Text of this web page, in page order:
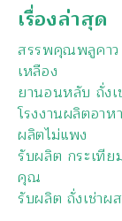
เรื่องล่าสุด
สรรพคุณพลูคาว
เหลือง
ยานอนหลับ ถั่ง
โรงงานผลิตอา
ผลิตไม่แพง
รับผลิต กระเที
คุณ
รับผลิต ถั่งเช่าผ